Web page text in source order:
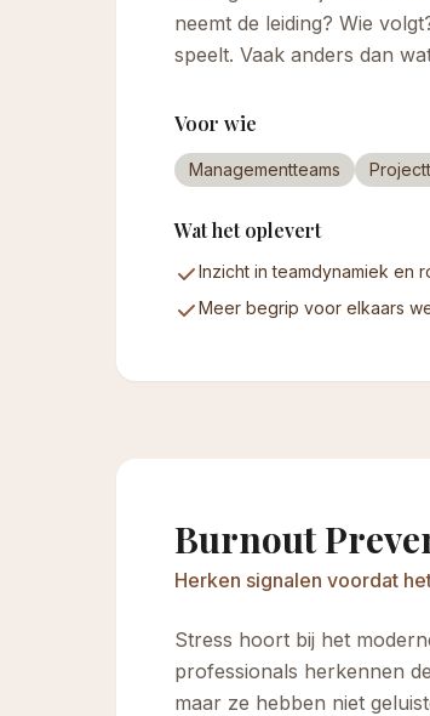
neemt de leiding? Wie
speelt. Vaak anders dan
Voor wie
Managementteams
Wat het oplevert
Inzicht in teamdynamiek en
Meer begrip voor elkaars
Burnout
Herken signalen voordat
Stress hoort bij het
professionals herkennen
maar ze hebben niet